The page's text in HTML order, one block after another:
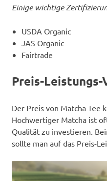
Einige wichtige
USDA Organic
JAS Organic
Fairtrade
Preis-
Der Preis von Matcha Tee
Hochwertiger Matcha ist
Qualität zu investieren.
sollte man auf das Preis-